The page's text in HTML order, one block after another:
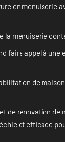
en menuiserie
la menuiserie
faire appel à une
de
de rénovation de
et efficace